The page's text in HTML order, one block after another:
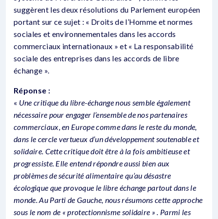
suggèrent les deux résolutions du Parlement européen
portant sur ce sujet : « Droits de l’Homme et normes
sociales et environnementales dans les accords
commerciaux internationaux » et « La responsabilité
sociale des entreprises dans les accords de libre
échange ».
Réponse :
« Une critique du libre-échange nous semble également
nécessaire pour engager l’ensemble de nos partenaires
commerciaux, en Europe comme dans le reste du monde,
dans le cercle vertueux d’un développement soutenable et
solidaire. Cette critique doit être à la fois ambitieuse et
progressiste. Elle entend répondre aussi bien aux
problèmes de sécurité alimentaire qu’au désastre
écologique que provoque le libre échange partout dans le
monde. Au Parti de Gauche, nous résumons cette approche
sous le nom de « protectionnisme solidaire » . Parmi les